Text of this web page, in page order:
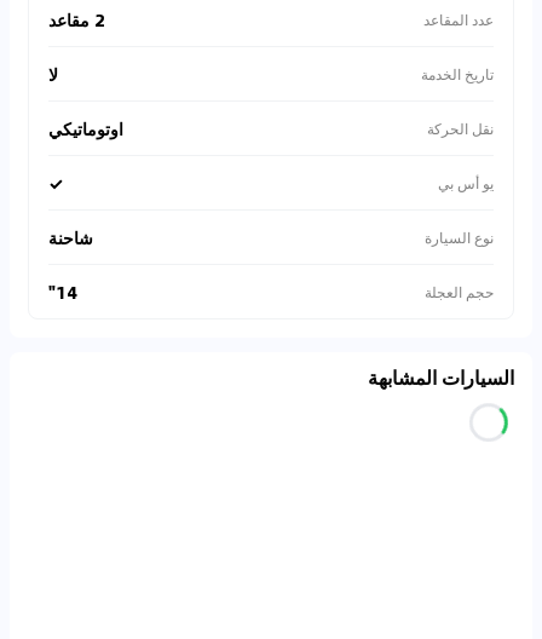
عدد المقاعد 2 مقاعد
تاريخ الخدمة لا
نقل الحركة اوتوماتيكي
يو أس بي ✓
نوع السيارة شاحنة
حجم العجلة 14"
السيارات المشابهة